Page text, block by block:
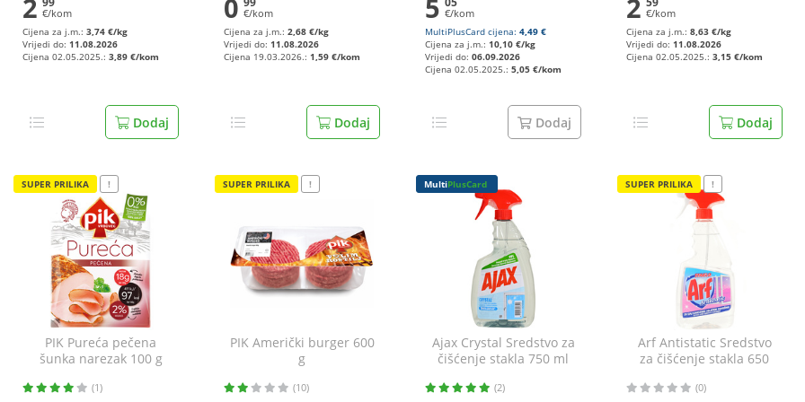
2 €/kom
Cijena za j.m.: 3,74 €/kg
Vrijedi do: 11.08.2026
Cijena 02.05.2025.: 3,89 €/kom
Dodaj
0 €/kom
Cijena za j.m.: 2,68 €/kg
Vrijedi do: 11.08.2026
Cijena 19.03.2026.: 1,59 €/kom
Dodaj
5 €/kom
MultiPlusCard cijena: 4,49 €
Cijena za j.m.: 10,10 €/kg
Vrijedi do: 06.09.2026
Cijena 02.05.2025.: 5,05 €/kom
Dodaj
2 €/kom
Cijena za j.m.: 8,63 €/kg
Vrijedi do: 11.08.2026
Cijena 02.05.2025.: 3,15 €/kom
Dodaj
SUPER PRILIKA !
PIK Pureća pečena
šunka narezak 100 g
(1)
SUPER PRILIKA !
PIK Američki burger 600
g
(10)
MultiPlusCard
Ajax Crystal Sredstvo za
čišćenje stakla 750 ml
(2)
SUPER PRILIKA !
Arf Antistatic Sredstvo
za čišćenje stakla 650
(0)